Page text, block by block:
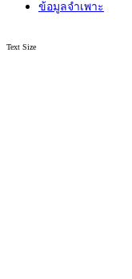
ข้อมูลจำเพาะ
Text Size